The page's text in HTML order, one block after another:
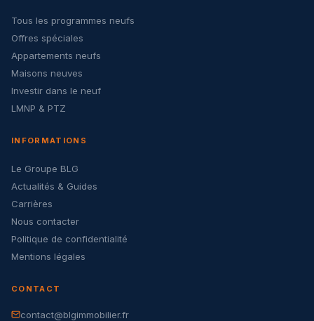
Tous les programmes neufs
Offres spéciales
Appartements neufs
Maisons neuves
Investir dans le neuf
LMNP & PTZ
INFORMATIONS
Le Groupe BLG
Actualités & Guides
Carrières
Nous contacter
Politique de confidentialité
Mentions légales
CONTACT
contact@blgimmobilier.fr